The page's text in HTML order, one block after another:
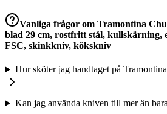
Vanliga frågor om Tramontina
blad 29 cm, rostfritt stål, kullskärning,
FSC, skinkkniv, kökskniv
Hur sköter jag handtaget på
Kan jag använda kniven till mer än